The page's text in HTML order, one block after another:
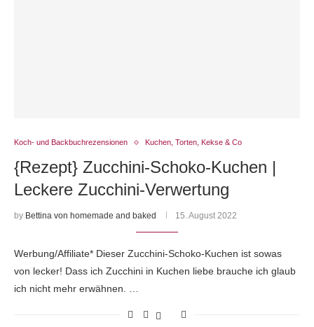
Koch- und Backbuchrezensionen Kuchen, Torten, Kekse & Co
{Rezept} Zucchini-Schoko-Kuchen |
Leckere Zucchini-Verwertung
by Bettina von homemade and baked 15. August 2022
Werbung/Affiliate* Dieser Zucchini-Schoko-Kuchen ist sowas
von lecker! Dass ich Zucchini in Kuchen liebe brauche ich glaub
ich nicht mehr erwähnen. …